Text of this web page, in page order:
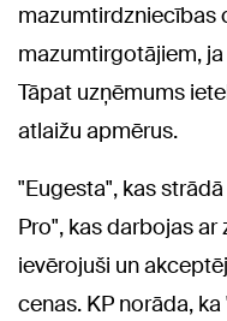
mazumtirdzniecības
mazumtirgotājiem,
Tāpat uzņēmums
atlaižu apmērus.
"Eugesta", kas
Pro", kas darbojas ar
ievērojuši un
cenas. KP norāda,